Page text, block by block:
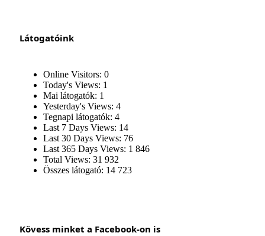
Látogatóink
Online Visitors: 0
Today's Views: 1
Mai látogatók: 1
Yesterday's Views: 4
Tegnapi látogatók: 4
Last 7 Days Views: 14
Last 30 Days Views: 76
Last 365 Days Views: 1 846
Total Views: 31 932
Összes látogató: 14 723
Kövess minket a Facebook-on is